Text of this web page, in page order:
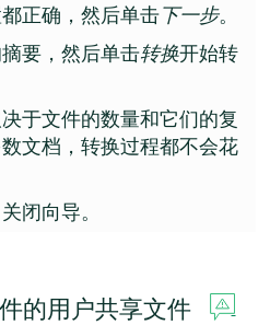
正确，然后单击下一步。
要，然后单击转换开始转
于文件的数量和它们的复
文档，转换过程都不会花
闭向导。
的用户共享文件